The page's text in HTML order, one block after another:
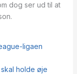
dog ser ud til at
ligaen
holde øje